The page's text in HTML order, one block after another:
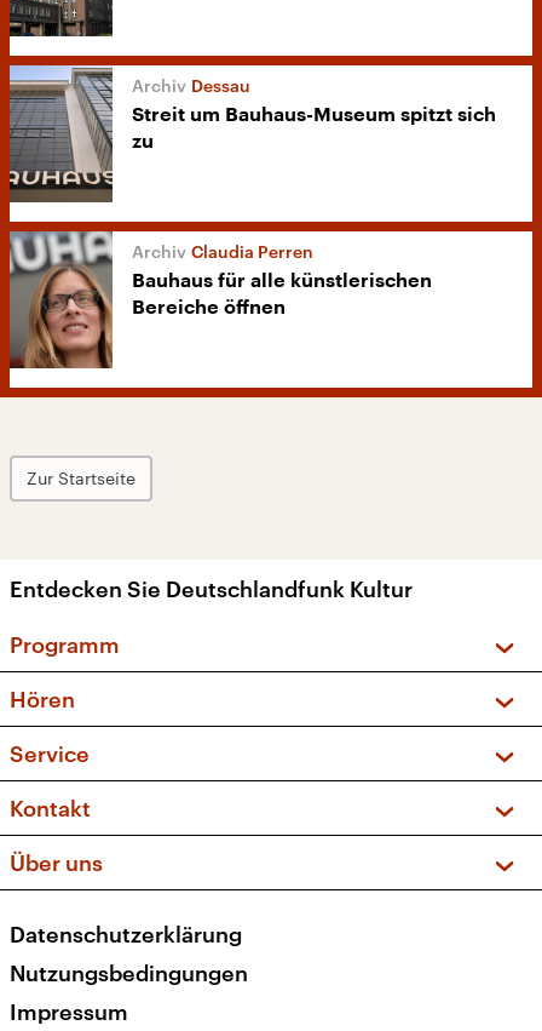
Dessau
Streit um Bauhaus-Museum spitzt sich
zu
Claudia Perren
Bauhaus für alle künstlerischen
Bereiche öffnen
Zur Startseite
Entdecken Sie Deutschlandfunk Kultur
Programm
Sendungen und Podcasts
Musikliste
Kakadu – Das Kinderprogramm
Hören
Frequenzen (UKW + DAB+)
Service
FAQ
Apps
Newsletter
Veranstaltungen
Kontakt
Social Media
Über uns
Presse
Karriere
Transparenz
Datenschutzerklärung
Nutzungsbedingungen
Impressum